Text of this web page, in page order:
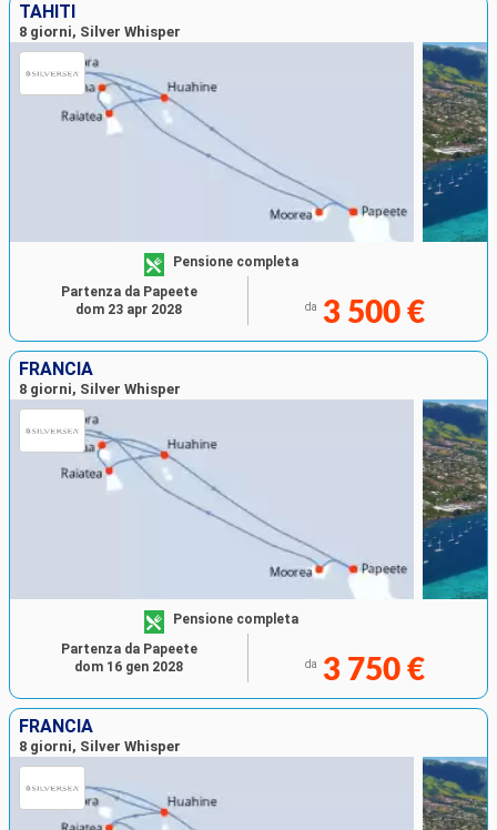
TAHITI
8 giorni, Silver Whisper
Pensione completa
da 3 500 €
Partenza da Papeete
dom 23 apr 2028
FRANCIA
8 giorni, Silver Whisper
Pensione completa
da 3 750 €
Partenza da Papeete
dom 16 gen 2028
FRANCIA
8 giorni, Silver Whisper